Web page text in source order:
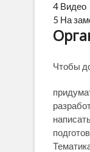
4 Видео
5 На
Чтобы